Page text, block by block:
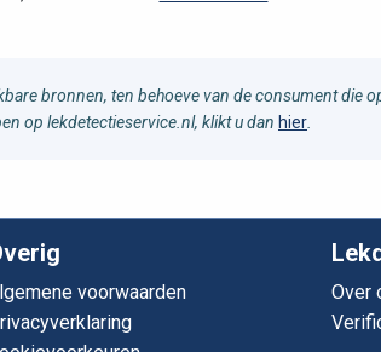
bronnen, ten behoeve van de consument die
op lekdetectieservice.nl, klikt u dan hier
voorwaarden
Over